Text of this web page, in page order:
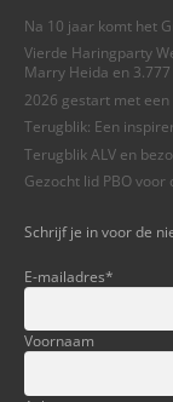
Na 10 jaar komt het
Vierde Haringparty
Marry Heida en
2026 gestart met een
Terugblik: Een
Terugblik ALV en
Gezocht lid PBO
Schrijf je in voor de
E-mailadres*
Voornaam